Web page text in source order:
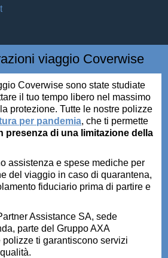
viaggio Coverwise
Coverwise sono state studiate
il tuo tempo libero nel massimo
protezione. Tutte le nostre polizze
per pandemia, che ti permette
presenza di una limitazione della
assistenza e spese mediche per
del viaggio in caso di quarantena,
fiduciario prima di partire e
Assistance SA, sede
parte del Gruppo AXA
ti garantiscono servizi